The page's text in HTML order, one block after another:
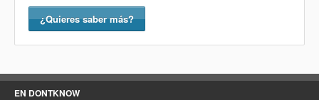
¿Quieres saber más?
EN DONTKNOW